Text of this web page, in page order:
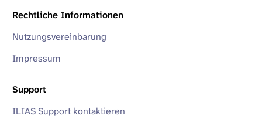
Rechtliche Informationen
Nutzungsvereinbarung
Impressum
Support
ILIAS Support kontaktieren